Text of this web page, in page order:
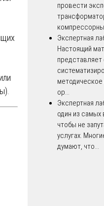
провести
Экспертная
Настоящий
представляет
ор...
Экспертная
один из
чтобы не
услугах.
думают, что...